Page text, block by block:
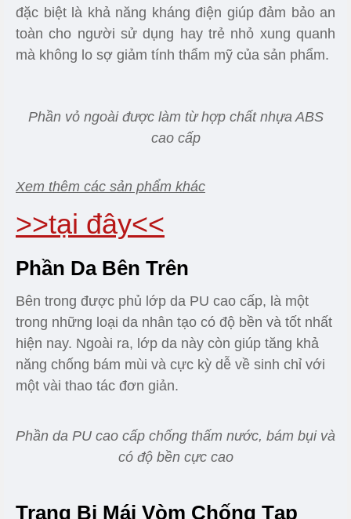
đặc biệt là khả năng kháng điện giúp đảm bảo an
toàn cho người sử dụng hay trẻ nhỏ xung quanh
mà không lo sợ giảm tính thẩm mỹ của sản phẩm.
Phần vỏ ngoài được làm từ hợp chất nhựa ABS
cao cấp
Xem thêm các sản phẩm khác
>>tại đây<<
Phần Da Bên Trên
Bên trong được phủ lớp da PU cao cấp, là một
trong những loại da nhân tạo có độ bền và tốt nhất
hiện nay. Ngoài ra, lớp da này còn giúp tăng khả
năng chống bám mùi và cực kỳ dễ về sinh chỉ với
một vài thao tác đơn giản.
Phần da PU cao cấp chống thấm nước, bám bụi và
có độ bền cực cao
Trang Bị Mái Vòm Chống Tạp